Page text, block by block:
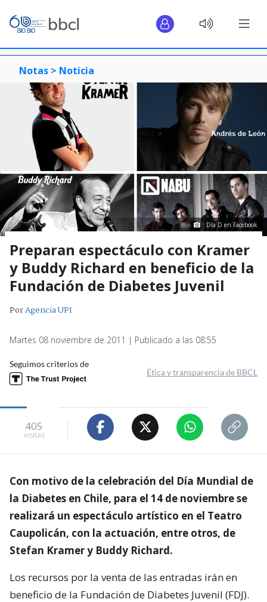
Notas > Noticia
Día D en Facebook
Preparan espectáculo con Kramer
y Buddy Richard en beneficio de la
Fundación de Diabetes Juvenil
PorAgencia UPI
Martes 08 noviembre de 2011 | Publicado a las 08:55
Seguimos criterios de
Ética y transparencia de BBCL
405
visitas
Con motivo de la celebración del Día Mundial de
la Diabetes en Chile, para el 14 de noviembre se
realizará un espectáculo artístico en el Teatro
Caupolicán, con la actuación, entre otros, de
Stefan Kramer y Buddy Richard.
Los recursos por la venta de las entradas irán en
beneficio de la Fundación de Diabetes Juvenil (FDJ).